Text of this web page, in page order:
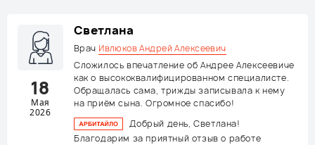
18
Мая
2026
Светлана
Врач Ивлюков Андрей Алексеевич
Сложилось впечатление об Андрее Алексеевиче
как о высококвалифицированном специалисте.
Обращалась сама, трижды записывала к нему
на приём сына. Огромное спасибо!
Добрый день, Светлана!
Благодарим за приятный отзыв о работе